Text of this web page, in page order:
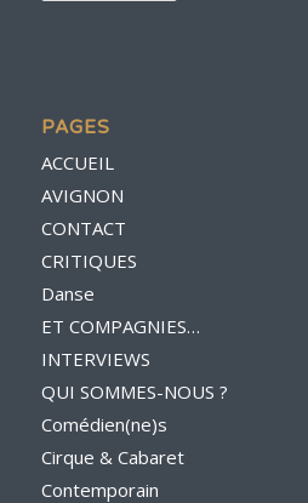
PAGES
ACCUEIL
AVIGNON
CONTACT
CRITIQUES
Danse
ET COMPAGNIES…
INTERVIEWS
QUI SOMMES-NOUS ?
Comédien(ne)s
Cirque & Cabaret
Contemporain